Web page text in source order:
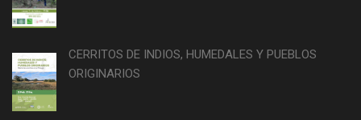
CERRITOS DE INDIOS, HUMEDALES Y PUEBLOS
ORIGINARIOS